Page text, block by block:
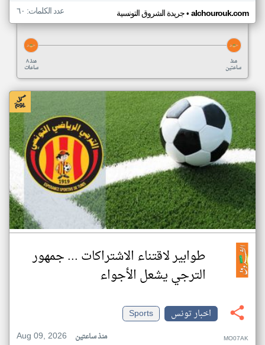
جريدة الشروق التونسية• alchourouk.com عدد الكلمات: ٦٠
منذ ٨
ساعات
منذ
ساعتين
طوابير لاقتناء الاشتراكات ... جمهور
الترجي يشعل الأجواء
اخبار تونس
Sports
Aug 09, 2026
منذ ساعتين MO07AK